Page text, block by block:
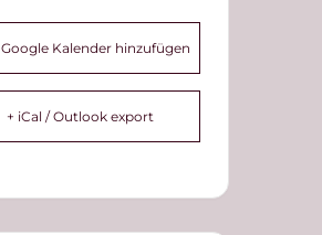
Google Kalender hinzufügen
+ iCal / Outlook export